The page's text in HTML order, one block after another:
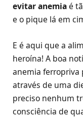
evitar anemiaé
e o pique lá em
E é aqui que a
heroína! A boa
anemia ferropriva
através de uma
preciso nenhum
consciência de